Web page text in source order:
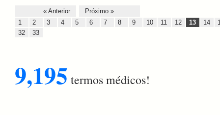
« Anterior
Próximo »
1
2 3 4 5 6 7 8 9 10 11 12 13 14
32
33
9,195 termos médicos!